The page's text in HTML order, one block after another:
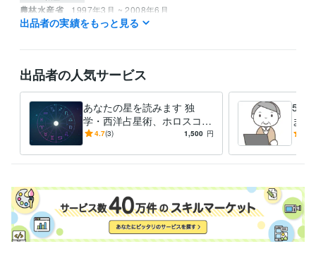
農林水産省 1997年3月 ~ 2008年6月
株式会社ハルキ 2022年6月 ~ 2022年8月
株式会社ウェイブアイ 2023年5月 ~ 現在
北海道ビル綜合管理株式会社
得意分野
悩み相談・カウンセリング
もう50年以上生きているけど特にないな
話し相手 雑談 悩み相談
ライティング・翻訳
タロット占い
西洋占星術
弘前大学 1992年3月 ~ 1996年2月
出品者の実績をもっと見る
出品者の人気サービス
あなたの星を読みます 独
学・西洋占星術、ホロスコー
プであなたを占います。
4.7(3) 1,500 円
50代
ま
しさ